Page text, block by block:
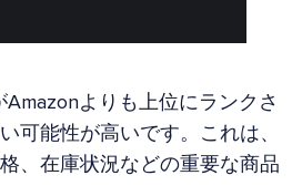
よりも上位にランクさ
可能性が高いです。これは、
、在庫状況などの重要な商品